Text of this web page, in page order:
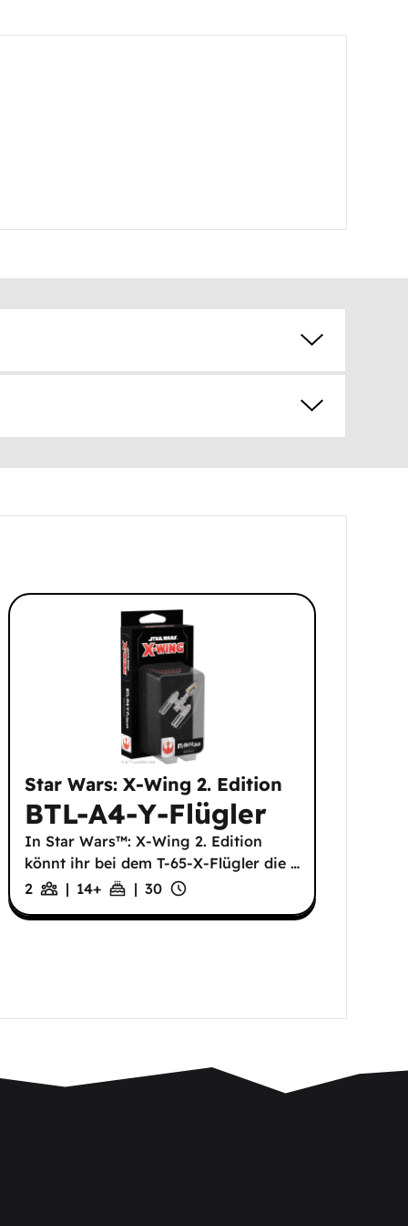
Star Wars: X-Wing 2. Edition
BTL-A4-Y-Flügler
In Star Wars™: X-Wing 2. Edition
könnt ihr bei dem T-65-X-Flügler die…
2
| 14+ | 30